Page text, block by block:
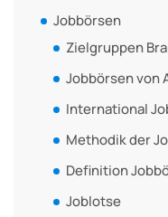
Jobbörsen
Zielgruppen
Jobbörsen von
International
Methodik der
Definition
Joblotse